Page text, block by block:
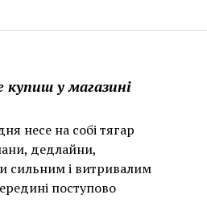
купиш у магазині
несе на собі тягар
дедлайни,
сильним і витривалим
поступово